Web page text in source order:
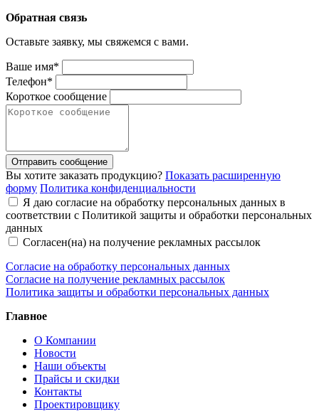
Обратная связь
Оставьте заявку, мы свяжемся с вами.
Ваше имя*
Телефон*
Короткое сообщение
Отправить сообщение
Вы хотите заказать продукцию? Показать расширенную
форму Политика конфиденциальности
Я даю согласие на обработку персональных данных в
соответствии с Политикой защиты и обработки персональных
данных
Согласен(на) на получение рекламных рассылок
Согласие на обработку персональных данных
Согласие на получение рекламных рассылок
Политика защиты и обработки персональных данных
Главное
О Компании
Новости
Наши объекты
Прайсы и скидки
Контакты
Проектировщику